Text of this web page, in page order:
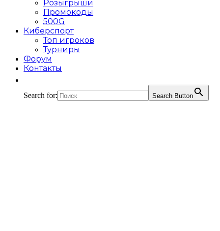
Розыгрыши
Промокоды
500G
Киберспорт
Топ игроков
Турниры
Форум
Контакты
Search for: Search Button